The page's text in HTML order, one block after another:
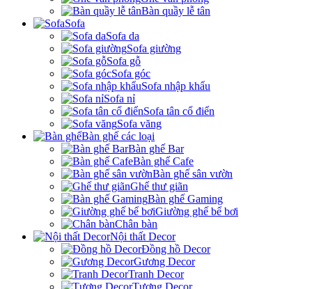
Bàn quầy lễ tân
Sofa
Sofa da
Sofa giường
Sofa gỗ
Sofa góc
Sofa nhập khẩu
Sofa nỉ
Sofa tân cổ điển
Sofa văng
Bàn ghế các loại
Bàn ghế Bar
Bàn ghế Cafe
Bàn ghế sân vườn
Ghế thư giãn
Bàn ghế Gaming
Giường ghế bể bơi
Chân bàn
Nội thất Decor
Đồng hồ Decor
Gương Decor
Tranh Decor